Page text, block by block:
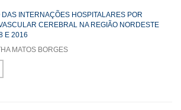
INTERNAÇÕES HOSPITALARES POR
CEREBRAL NA REGIÃO NORDESTE
E 2016
MATOS BORGES